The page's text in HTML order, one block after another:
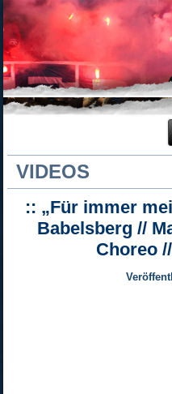
VIDEOS
:: „Für immer
Babelsberg //
Choreo